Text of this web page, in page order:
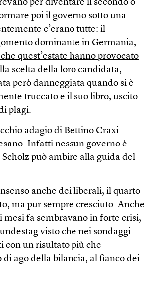
per diventare il secondo o
poi il governo sotto una
c’erano tutte: il
dominante in Germania,
quest’estate hanno provocato
scelta della loro candidata,
però danneggiata quando si è
truccato e il suo libro, uscito
plagi.
adagio di Bettino Craxi
Infatti nessun governo è
può ambire alla guida del
anche dei liberali, il quarto
ma pur sempre cresciuto. Anche
mesi fa sembravano in forte crisi,
visto che nei sondaggi
con un risultato più che
ago della bilancia, al fianco dei